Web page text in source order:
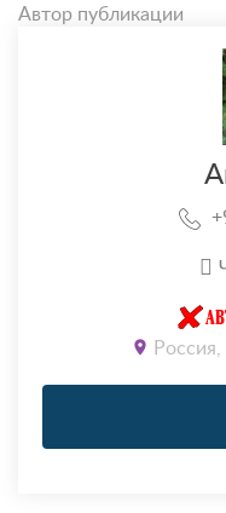
Автор публикации